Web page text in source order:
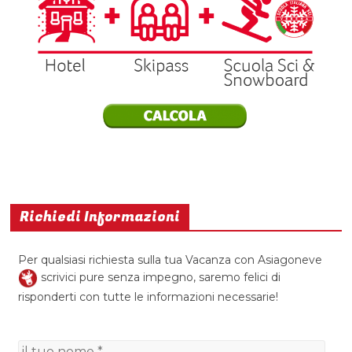
Richiedi Informazioni
Per qualsiasi richiesta sulla tua Vacanza con Asiagoneve
scrivici pure senza impegno, saremo felici di
risponderti con tutte le informazioni necessarie!